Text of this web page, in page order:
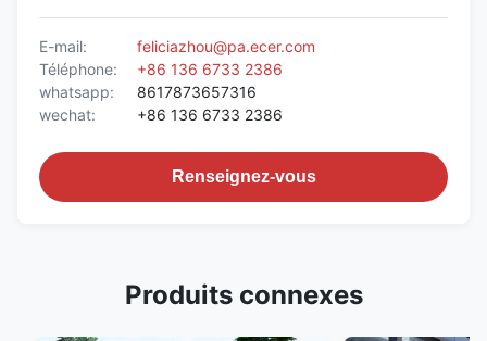
E-mail:
feliciazhou@pa.ecer.com
Téléphone:
+86 136 6733 2386
whatsapp:
8617873657316
wechat:
+86 136 6733 2386
Renseignez-vous
Produits connexes